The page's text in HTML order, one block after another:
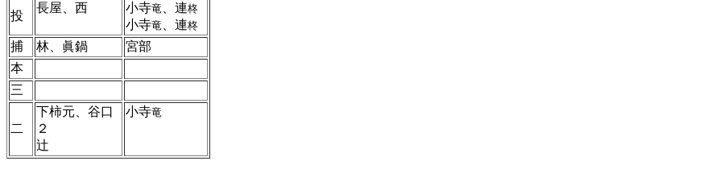
投
長屋、西 小寺竜 、連柊
小寺竜 、連柊
捕 林、眞鍋
宮部
本
三
二
下柿元、谷口
２
辻
小寺竜